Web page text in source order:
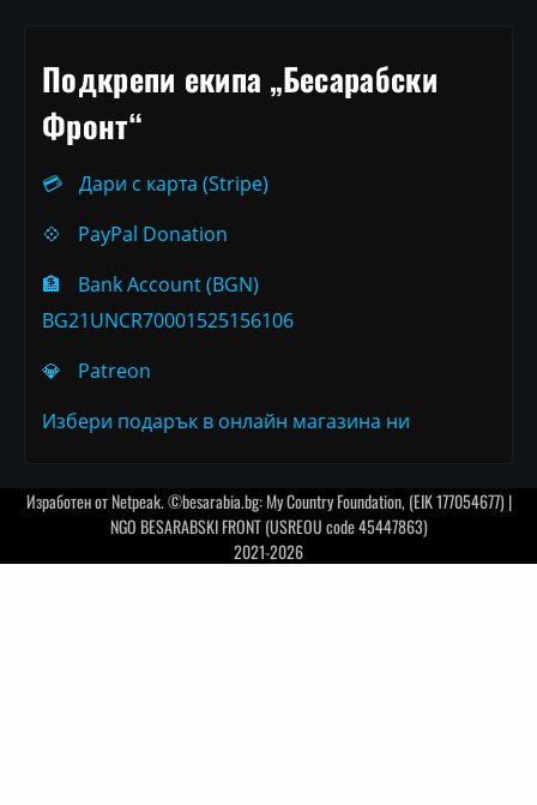
Подкрепи екипа „Бесарабски
Фронт“
💳
Дари с карта (Stripe)
💠
PayPal Donation
🏦
Bank Account (BGN)
BG21UNCR70001525156106
💎
Patreon
Избери подарък в онлайн магазина ни
Изработен отNetpeak. ©besarabia.bg: My Country Foundation, (EIK 177054677) |
NGO BESARABSKI FRONT (USREOU code 45447863)
2021-2026